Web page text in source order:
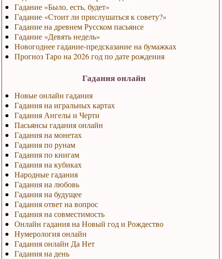
Гадание «Было, есть, будет»
Гадание «Стоит ли прислушаться к совету?»
Гадание на древнем Русском пасьянсе
Гадание «Девять недель»
Новогоднее гадание-предсказание на бумажках
Прогноз Таро на 2026 год по дате рождения
Гадания онлайн
Новые онлайн гадания
Гадания на игральных картах
Гадания Ангелы и Черти
Пасьянсы гадания онлайн
Гадания на монетах
Гадания по рунам
Гадания по книгам
Гадания на кубиках
Народные гадания
Гадания на любовь
Гадания на будущее
Гадания ответ на вопрос
Гадания на совместимость
Онлайн гадания на Новый год и Рождество
Нумерология онлайн
Гадания онлайн Да Нет
Гадания на день